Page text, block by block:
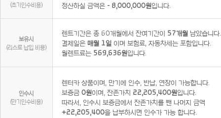
(초기인수비용)
정산하실 금액은 - 8,000,000원입니다.
보유시
(리스료 납입 비용)
렌트기간은 총 60개월에서 잔여기간이 57개월 남았습니다.
결제일은 매월 1일 이며 보험료, 자동차세는 포함입니다.
월렌트료는 569,636원입니다.
인수시
(만기인수비용)
렌터카 상품이며, 만기에 인수, 반납, 연장이 가능합니다.
보증금 0원이며, 잔존가치 22,205,400원입니다.
따라서, 인수시 보증금에서 잔존가치를 뺀 나머지 금액
+22,205,400을 납부하시면 인수가 가능 합니다.